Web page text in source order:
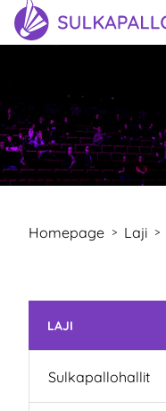
Skip to content
TO HOMEPAGE
Homepage > Laji >
Skip subnavigation
LAJI
Sulkapallohallit